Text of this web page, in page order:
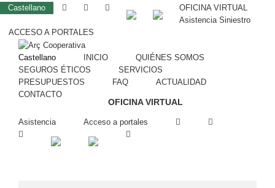
Castellano
OFICINA VIRTUAL
Asistencia Siniestro
ACCESO A PORTALES
Castellano INICIO
QUIÉNES SOMOS
SEGUROS ÉTICOS
SERVICIOS
PRESUPUESTOS
FAQ
ACTUALIDAD
CONTACTO
OFICINA VIRTUAL
Asistencia Acceso a portales